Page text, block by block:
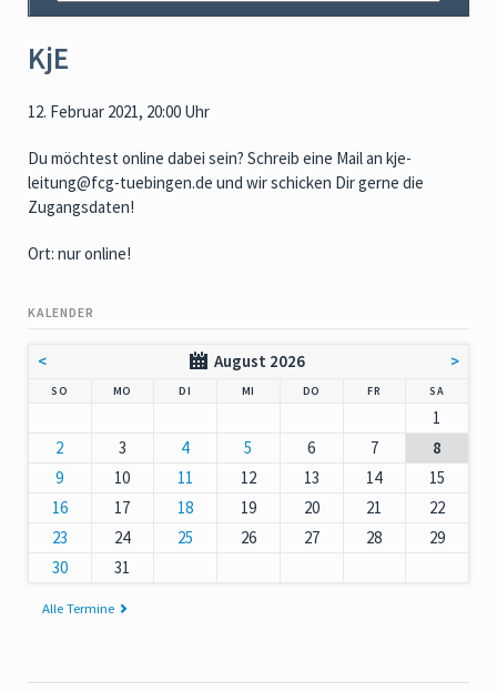
überspringen
KjE
12. Februar 2021, 20:00 Uhr
Du möchtest online dabei sein? Schreib eine Mail an kje-
leitung@fcg-tuebingen.de und wir schicken Dir gerne die
Zugangsdaten!
Ort: nur online!
KALENDER
< August 2026 >
SO MO DI MI DO NNERSTAG
FR SAMSTAG
1
2
3 4 5 6 7
8
9
10 11 12 13 14
15
16
17 18 19 20 21
22
23
24 25 26 27 28
29
30
31
Alle Termine